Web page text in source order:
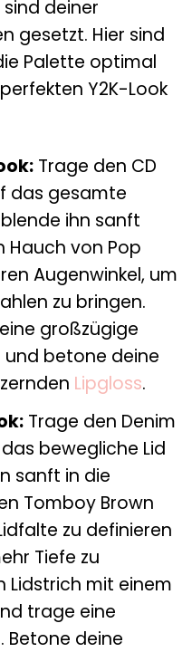
sind deiner
gesetzt. Hier sind
Palette optimal
Y2K-Look
Trage den CD
das gesamte
ihn sanft
Hauch von Pop
Augenwinkel, um
zu bringen.
großzügige
und betone deine
Lipgloss.
Trage den Denim
bewegliche Lid
sanft in die
Tomboy Brown
zu definieren
Tiefe zu
Lidstrich mit einem
trage eine
Betone deine